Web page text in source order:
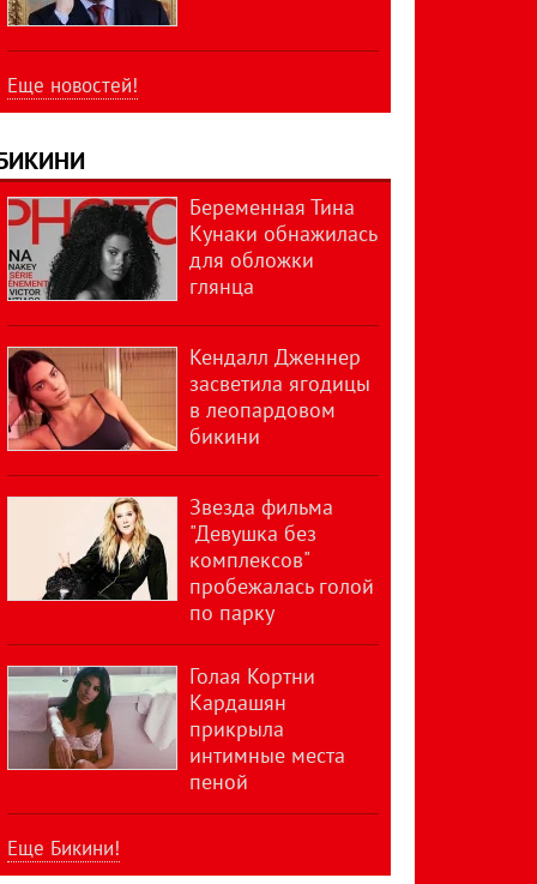
Еще новостей!
Беременная Тина
Кунаки обнажилась
для обложки
глянца
Кендалл Дженнер
засветила ягодицы
в леопардовом
бикини
Звезда фильма
"Девушка без
комплексов"
пробежалась голой
по парку
Голая Кортни
Кардашян
прикрыла
интимные места
пеной
Еще Бикини!